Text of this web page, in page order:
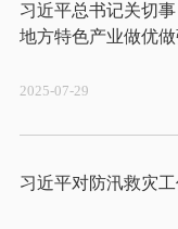
习近平总书记关切
2025-07-29